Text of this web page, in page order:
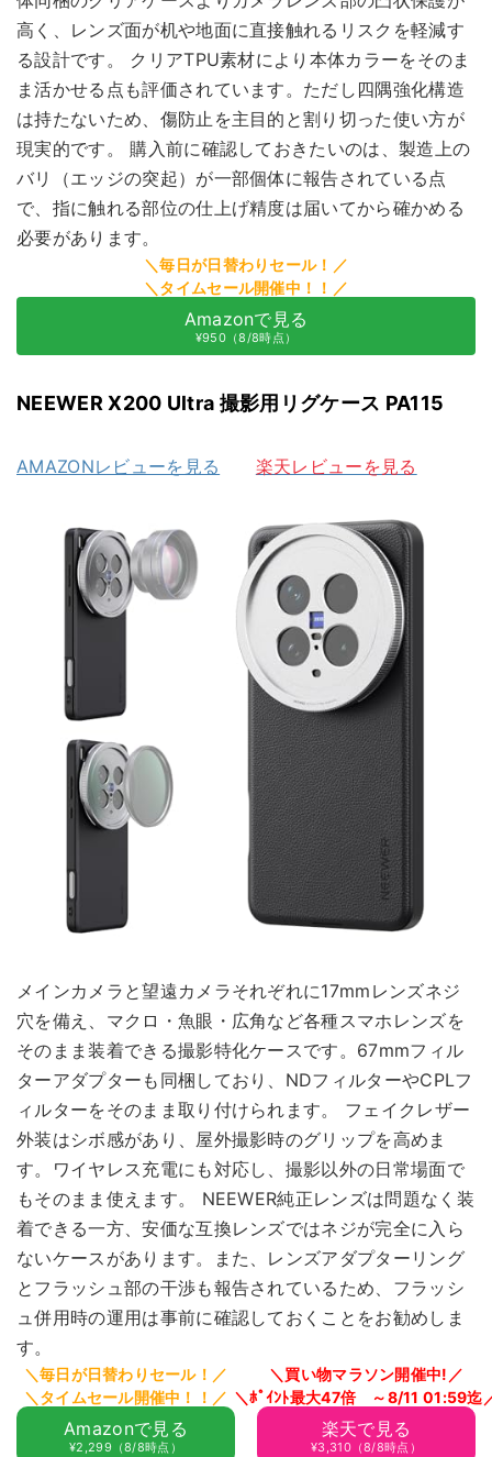
高く、レンズ面が机や地面に直接触れるリスクを軽減す
る設計です。 クリアTPU素材により本体カラーをそのま
ま活かせる点も評価されています。ただし四隅強化構造
は持たないため、傷防止を主目的と割り切った使い方が
現実的です。 購入前に確認しておきたいのは、製造上の
バリ（エッジの突起）が一部個体に報告されている点
で、指に触れる部位の仕上げ精度は届いてから確かめる
必要があります。
Amazonで見る
¥950（8/8時点）
NEEWER X200 Ultra 撮影用リグケース PA115
AMAZONレビューを見る 楽天レビューを見る
メインカメラと望遠カメラそれぞれに17mmレンズネジ
穴を備え、マクロ・魚眼・広角など各種スマホレンズを
そのまま装着できる撮影特化ケースです。67mmフィル
ターアダプターも同梱しており、NDフィルターやCPLフ
ィルターをそのまま取り付けられます。 フェイクレザー
外装はシボ感があり、屋外撮影時のグリップを高めま
す。ワイヤレス充電にも対応し、撮影以外の日常場面で
もそのまま使えます。 NEEWER純正レンズは問題なく装
着できる一方、安価な互換レンズではネジが完全に入ら
ないケースがあります。また、レンズアダプターリング
とフラッシュ部の干渉も報告されているため、フラッシ
ュ併用時の運用は事前に確認しておくことをお勧めしま
す。
Amazonで見る
¥2,299（8/8時点）
楽天で見る
¥3,310（8/8時点）